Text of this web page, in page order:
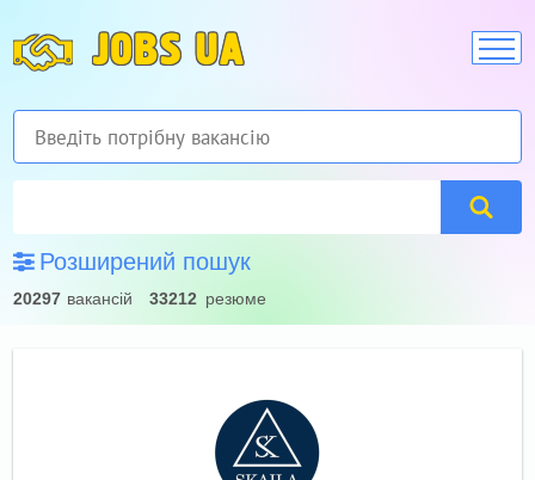
JOBS UA
Розширений пошук
20297 вакансій 33212 резюме